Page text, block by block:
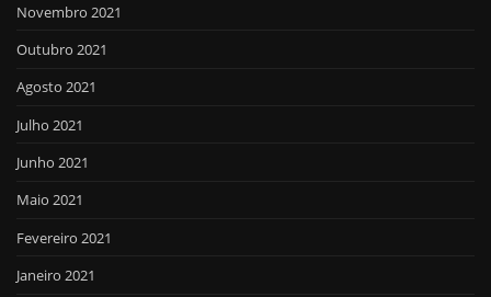
Novembro 2021
Outubro 2021
Agosto 2021
Julho 2021
Junho 2021
Maio 2021
Fevereiro 2021
Janeiro 2021